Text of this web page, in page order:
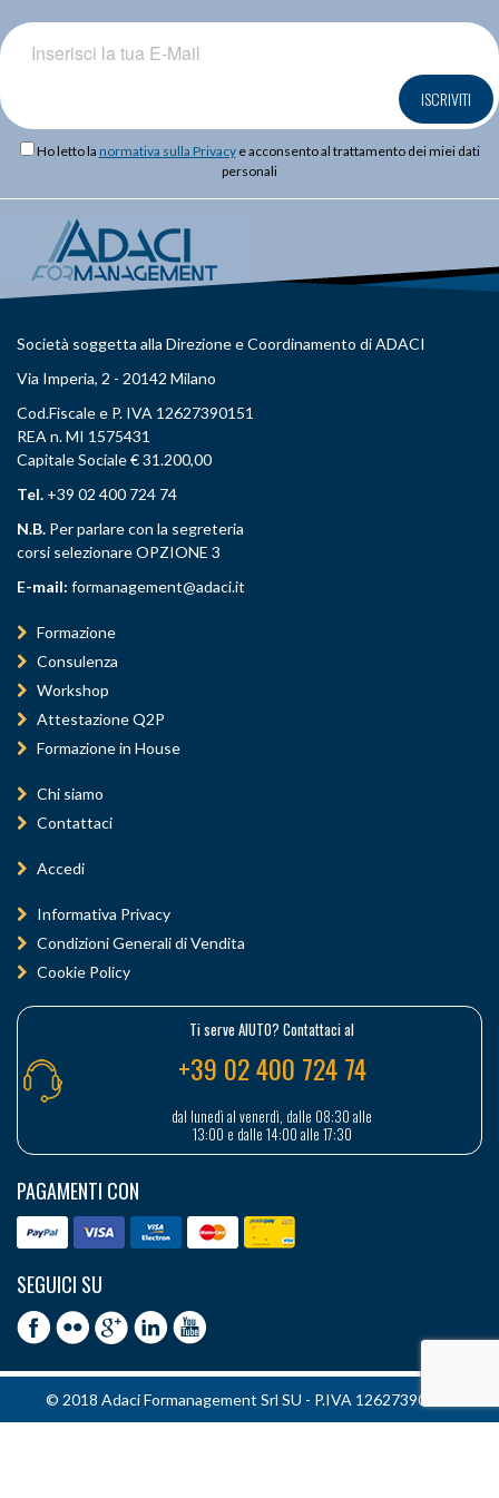
ISCRIVITI
Ho letto la normativa sulla Privacye acconsento al trattamento dei miei dati
personali
Società soggetta alla Direzione e Coordinamento di ADACI
Via Imperia, 2 - 20142 Milano
Cod.Fiscale e P. IVA 12627390151
REA n. MI 1575431
Capitale Sociale € 31.200,00
Tel. +39 02 400 724 74
N.B. Per parlare con la segreteria
corsi selezionare OPZIONE 3
E-mail: formanagement@adaci.it
Formazione
Consulenza
Workshop
Attestazione Q2P
Formazione in House
Chi siamo
Contattaci
Accedi
Informativa Privacy
Condizioni Generali di Vendita
Cookie Policy
Ti serve AIUTO? Contattaci al
+39 02 400 724 74
dal lunedì al venerdì, dalle 08:30 alle
13:00 e dalle 14:00 alle 17:30
PAGAMENTI CON
SEGUICI SU
© 2018 Adaci Formanagement Srl SU - P.IVA 12627390151